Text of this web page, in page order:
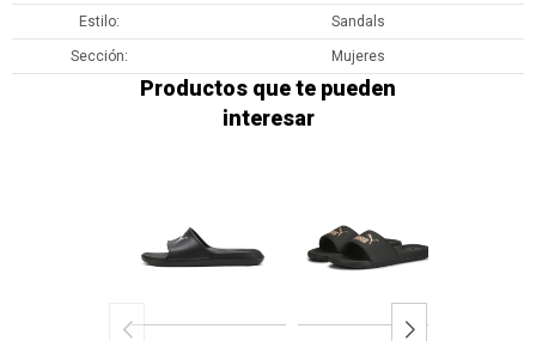
Estilo
Sandals
Sección
Mujeres
Productos que te pueden
interesar